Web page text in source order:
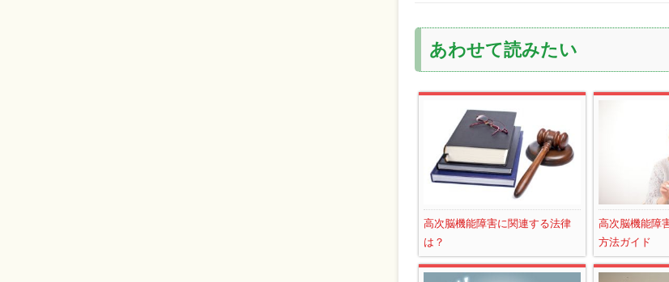
あわせて読みたい
高次脳機能障害に関連する法律
は？
高次脳機能障
方法ガイド